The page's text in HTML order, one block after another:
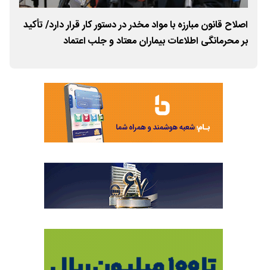
اصلاح قانون مبارزه با مواد مخدر در دستور کار قرار دارد/ تأکید
بر محرمانگی اطلاعات بیماران معتاد و جلب اعتماد